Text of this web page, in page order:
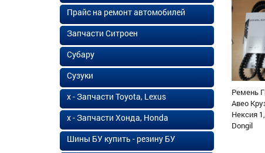
Ремень
Авео
Нексия
Dongil
Прайс на ремонт автомобилей
Запчасти Ситроен
Субару
Сузуки
х - Запчасти Toyota, Lexus
х - Запчасти Хонда, Honda
Шины БУ купить - резину БУ